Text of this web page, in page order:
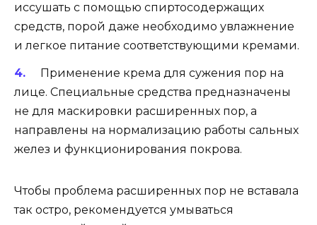
иссушать с помощью спиртосодержащих
средств, порой даже необходимо увлажнение
и легкое питание соответствующими кремами.
Применение крема для сужения пор на
лице. Специальные средства предназначены
не для маскировки расширенных пор, а
направлены на нормализацию работы сальных
желез и функционирования покрова.
Чтобы проблема расширенных пор не вставала
так остро, рекомендуется умываться